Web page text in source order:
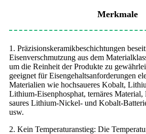
Merkmale
1. Präzisionskeramikbeschichtungen
Eisenverschmutzung aus dem
um die Reinheit der Produkte zu
geeignet für Eisengehaltsanforderungen
Materialien wie hochsaueres Kobalt,
Lithium-Eisenphosphat, ternäres
saures Lithium-Nickel- und Kobalt-
usw.
2. Kein Temperaturanstieg: Die